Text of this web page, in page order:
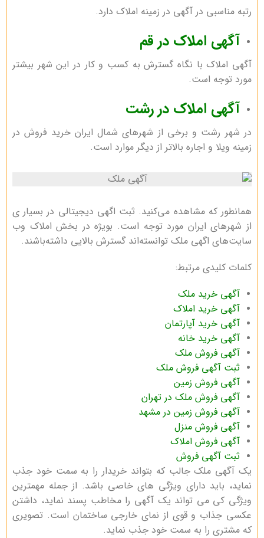
رتبه مناسبی در آگهی در زمینه املاک دارد.
آگهی املاک در قم
آگهی املاک با نگاه گسترش به کسب و کار در این شهر بیشتر
مورد توجه است.
آگهی املاک در رشت
در شهر رشت و برخی از شهر‌های شمال ایران خرید فروش در
زمینه ویلا و اجاره بالاتر از دیگر موارد است.
همانطور که مشاهده می‌کنید. ثبت اگهی دیجیتالی در بسیار ی
از شهر‌های ایران مورد توجه است. بویژه در بخش املاک وب
سایت‌های اگهی ملک توانسته‌اند گسترش بالایی داشته‌باشند.
کلمات کلیدی مرتبط:
آگهی خرید ملک
آگهی خرید املاک
آگهی خرید آپارتمان
آگهی خرید خانه
آگهی فروش ملک
ثبت آگهی فروش ملک
آگهی فروش زمین
آگهی فروش ملک در تهران
آگهی فروش زمین در مشهد
آگهی فروش منزل
آگهی فروش املاک
ثبت آگهی فروش
یک آگهی ملک جالب که بتواند خریدار را به سمت خود جذب
نماید، باید دارای ویژگی های خاصی باشد. از جمله مهمترین
ویژگی کی می تواند یک آگهی را مخاطب پسند نماید، داشتن
عکسی جذاب و قوی از نمای خارجی ساختمان است. تصویری
که مشتری را به سمت خود جذب نماید.